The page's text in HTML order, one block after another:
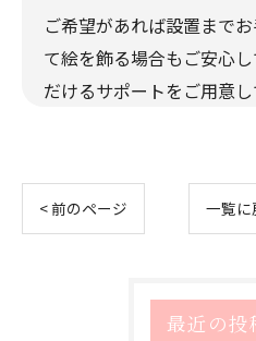
ご希望があれば設置まで
て絵を飾る場合もご安心
だけるサポートをご用意し
< 前のページ 一覧に
最近の投